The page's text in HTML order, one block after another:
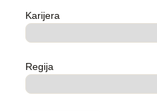
Karijera
Regija